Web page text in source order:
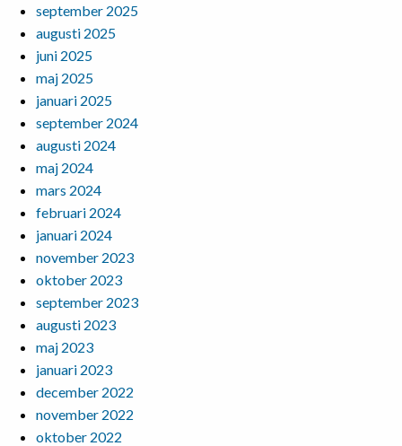
september 2025
augusti 2025
juni 2025
maj 2025
januari 2025
september 2024
augusti 2024
maj 2024
mars 2024
februari 2024
januari 2024
november 2023
oktober 2023
september 2023
augusti 2023
maj 2023
januari 2023
december 2022
november 2022
oktober 2022